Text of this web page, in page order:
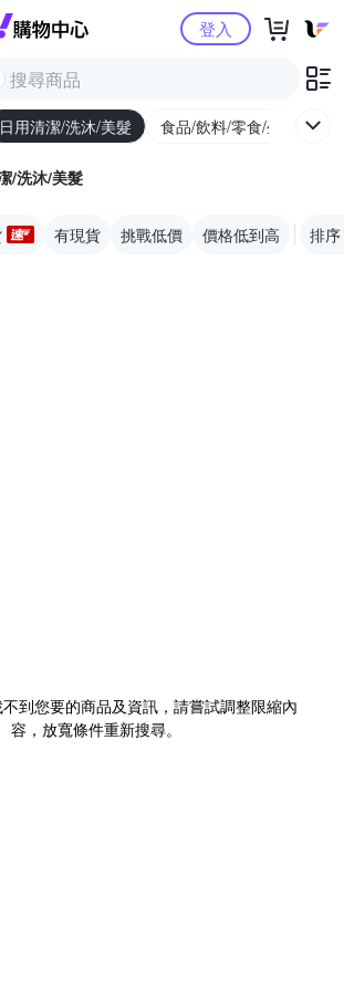
Yahoo購物中心登入
日用清潔/洗沐/美髮 食品/飲料/零食/生鮮
/洗沐/美髮
有現貨 挑戰低價 價格低到高 排序
到您要的商品及資訊，請嘗試調整限縮內
容，放寬條件重新搜尋。